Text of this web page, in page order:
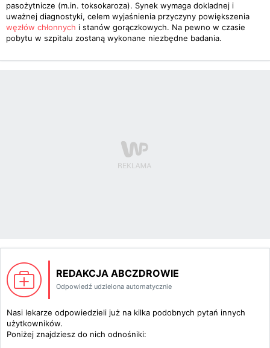
pasożytnicze (m.in. toksokaroza). Synek wymaga dokladnej i
uważnej diagnostyki, celem wyjaśnienia przyczyny powiększenia
węzłów chłonnych i stanów gorączkowych. Na pewno w czasie
pobytu w szpitalu zostaną wykonane niezbędne badania.
REDAKCJA ABCZDROWIE
Odpowiedź udzielona automatycznie
Nasi lekarze odpowiedzieli już na kilka podobnych pytań innych
użytkowników.
Poniżej znajdziesz do nich odnośniki: